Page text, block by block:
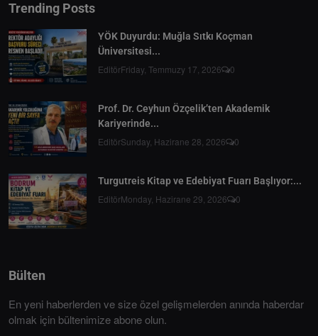
Trending Posts
YÖK Duyurdu: Muğla Sıtkı Koçman
Üniversitesi...
EditörFriday, Temmuzy 17, 2026 0
Prof. Dr. Ceyhun Özçelik’ten Akademik
Kariyerinde...
EditörSunday, Hazirane 28, 2026 0
Turgutreis Kitap ve Edebiyat Fuarı Başlıyor:...
EditörMonday, Hazirane 29, 2026 0
Bülten
En yeni haberlerden ve size özel gelişmelerden anında haberdar
olmak için bültenimize abone olun.